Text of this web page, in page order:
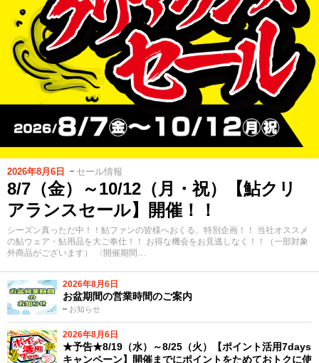
2026年8月6日 セール情報
8/7（金）～10/12（月・祝）【鮎クリ
アランスセール】開催！！
シーズン真っただ中！！鮎ファンの皆様へおくる、特別企画！！ 当社オススメ
の鮎ウェア・鮎用品を大ご奉仕！！ お得な機会をお見逃しなく！！（一部対象
外商品がございます） 〈開催期間…
2026年8月6日
お知らせ
お盆期間の営業時間のご案内
2026年8月6日
★予告★8/19（水）～8/25（火）【ポイント活用7days
キャンペーン】開催までにポイントをためておトクに使